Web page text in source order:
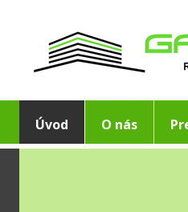
Úvod O nás